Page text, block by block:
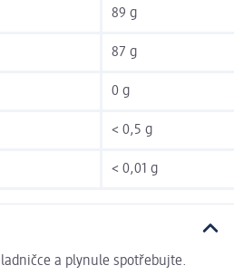
89 g
87 g
0 g
< 0,5 g
< 0,01 g
a plynule spotřebujte.